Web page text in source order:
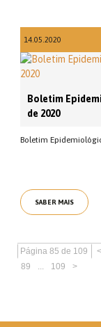
14.05.2020
Boletim
de 2020
Boletim
SABER MAIS
Página 85 de 109 <
89
... 109 >